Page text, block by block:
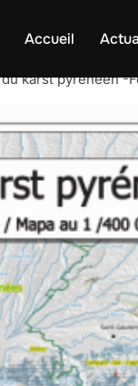
Accueil
karst pyrénéen -